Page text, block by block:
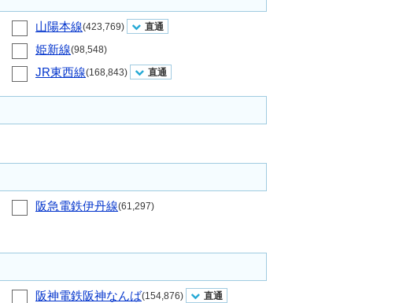
山陽本線(423,769) 直通
姫新線(98,548)
JR東西線(168,843) 直通
阪急電鉄伊丹線(61,297)
阪神電鉄阪神なんば(154,876) 直通